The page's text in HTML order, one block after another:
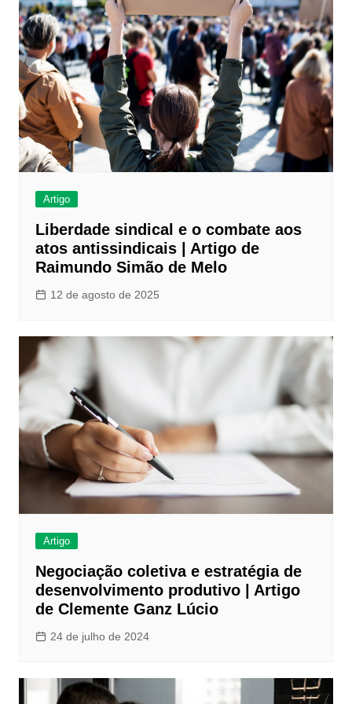
Artigo
Liberdade sindical e o combate aos
atos antissindicais | Artigo de
Raimundo Simão de Melo
12 de agosto de 2025
Artigo
Negociação coletiva e estratégia de
desenvolvimento produtivo | Artigo
de Clemente Ganz Lúcio
24 de julho de 2024